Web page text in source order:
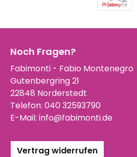
Noch Fragen?
Fabimonti - Fabio Montenegro
Gutenbergring 21
22848 Norderstedt
Telefon: 040 32593790
E-Mail: info@fabimonti.de
Vertrag widerrufen